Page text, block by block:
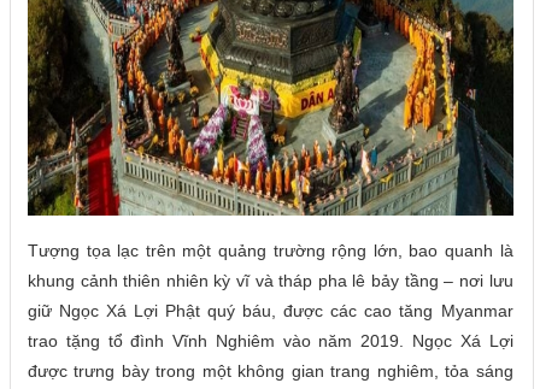
Tượng tọa lạc trên một quảng trường rộng lớn, bao quanh là
khung cảnh thiên nhiên kỳ vĩ và tháp pha lê bảy tầng – nơi lưu
giữ Ngọc Xá Lợi Phật quý báu, được các cao tăng Myanmar
trao tặng tổ đình Vĩnh Nghiêm vào năm 2019. Ngọc Xá Lợi
được trưng bày trong một không gian trang nghiêm, tỏa sáng